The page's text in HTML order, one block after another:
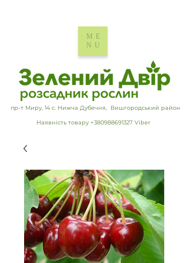
пр-т Миру, 14 с. Нижча Дубечня, Вишгородський район
Наявність товару +380988691327 Viber
ME
NU